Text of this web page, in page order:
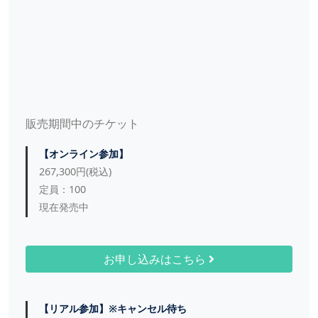
第5条（参加方法の変更）
1．参加方法（リアル参加・オンライン参加）の変更は
不可とします。なお、3日間の参加方法は、申込時に選
択した参加方法に限定されます。
2．リアル参加のキャンセル待ちをお申込みいただいた
場合、当社は講座開始日の前日から起算して7営業日前
3．キャンセル待ちが繰り上がらずにオンライン参加に
変更する場合、差額を返金致します。
第6条（分割参加）
1．本講座は3日間連続での参加とし、分割参加される場
販売期間中のチケット
【オンライン参加】
267,300円(税込)
定員：100
現在発売中
お申し込みはこちら
【リアル参加】※キャンセル待ち